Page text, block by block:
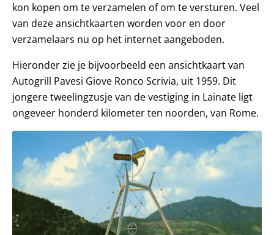
kon kopen om te verzamelen of om te versturen. Veel
van deze ansichtkaarten worden voor en door
verzamelaars nu op het internet aangeboden.
Hieronder zie je bijvoorbeeld een ansichtkaart van
Autogrill Pavesi Giove Ronco Scrivia, uit 1959. Dit
jongere tweelingzusje van de vestiging in Lainate ligt
ongeveer honderd kilometer ten noorden, van Rome.